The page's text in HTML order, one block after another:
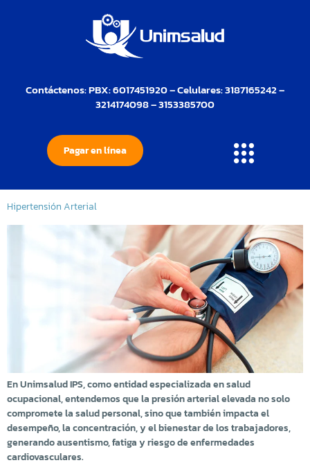
Contáctenos: PBX: 6017451920 – Celulares: 3187165242 –
3214174098 – 3153385700
Pagar en línea
Hipertensión Arterial
En Unimsalud IPS, como entidad especializada en salud
ocupacional, entendemos que la presión arterial elevada no solo
compromete la salud personal, sino que también impacta el
desempeño, la concentración, y el bienestar de los trabajadores,
generando ausentismo, fatiga y riesgo de enfermedades
cardiovasculares.